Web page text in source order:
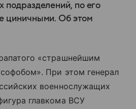
подразделений, по его
циничными. Об этом
«страшнейшим
При этом генерал
военнослужащих
главкома ВСУ